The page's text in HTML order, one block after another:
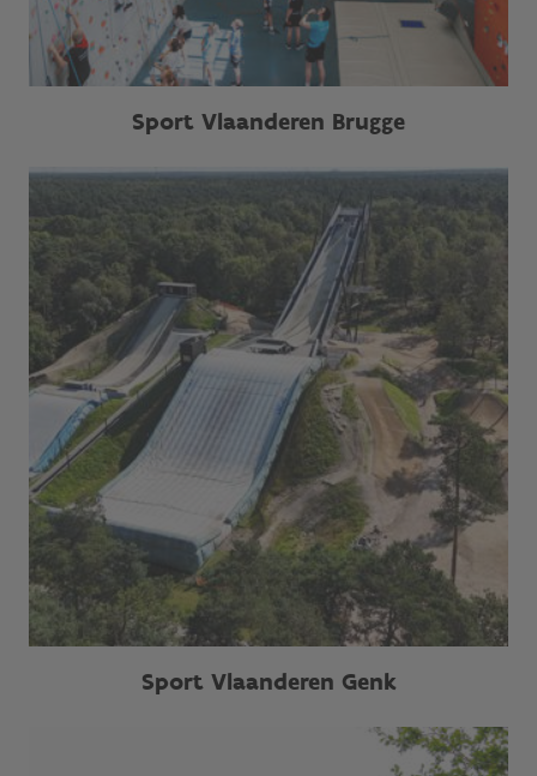
Sport Vlaanderen Brugge
Sport Vlaanderen Genk